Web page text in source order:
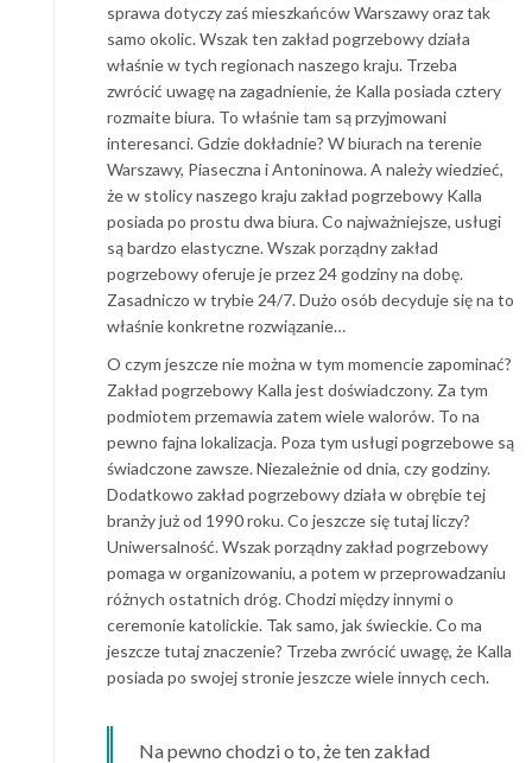
sprawa dotyczy zaś mieszkańców Warszawy oraz tak
samo okolic. Wszak ten zakład pogrzebowy działa
właśnie w tych regionach naszego kraju. Trzeba
zwrócić uwagę na zagadnienie, że Kalla posiada cztery
rozmaite biura. To właśnie tam są przyjmowani
interesanci. Gdzie dokładnie? W biurach na terenie
Warszawy, Piaseczna i Antoninowa. A należy wiedzieć,
że w stolicy naszego kraju zakład pogrzebowy Kalla
posiada po prostu dwa biura. Co najważniejsze, usługi
są bardzo elastyczne. Wszak porządny zakład
pogrzebowy oferuje je przez 24 godziny na dobę.
Zasadniczo w trybie 24/7. Dużo osób decyduje się na to
właśnie konkretne rozwiązanie…
O czym jeszcze nie można w tym momencie zapominać?
Zakład pogrzebowy Kalla jest doświadczony. Za tym
podmiotem przemawia zatem wiele walorów. To na
pewno fajna lokalizacja. Poza tym usługi pogrzebowe są
świadczone zawsze. Niezależnie od dnia, czy godziny.
Dodatkowo zakład pogrzebowy działa w obrębie tej
branży już od 1990 roku. Co jeszcze się tutaj liczy?
Uniwersalność. Wszak porządny zakład pogrzebowy
pomaga w organizowaniu, a potem w przeprowadzaniu
różnych ostatnich dróg. Chodzi między innymi o
ceremonie katolickie. Tak samo, jak świeckie. Co ma
jeszcze tutaj znaczenie? Trzeba zwrócić uwagę, że Kalla
posiada po swojej stronie jeszcze wiele innych cech.
Na pewno chodzi o to, że ten zakład